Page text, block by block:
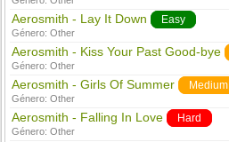
Aerosmith - Lay It Down Easy
Género:Other
Aerosmith - Kiss Your Past Good-bye
Género:Other
Aerosmith - Girls Of Summer Medium
Género:Other
Aerosmith - Falling In Love Hard
Género:Other